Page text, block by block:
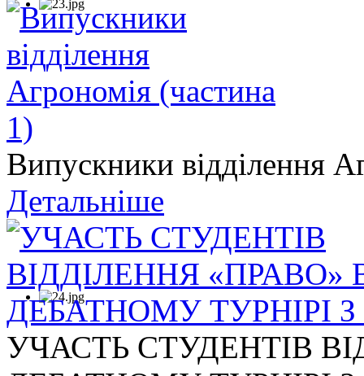
Випускники відділення
Детальніше
УЧАСТЬ СТУДЕНТІВ